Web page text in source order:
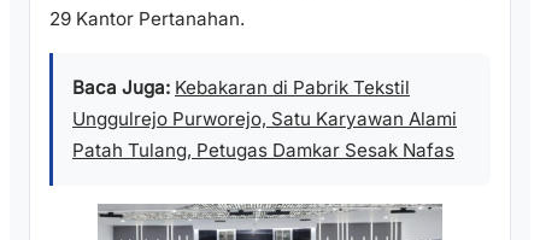
29 Kantor Pertanahan.
Baca Juga: Kebakaran di Pabrik Tekstil
Unggulrejo Purworejo, Satu Karyawan Alami
Patah Tulang, Petugas Damkar Sesak Nafas